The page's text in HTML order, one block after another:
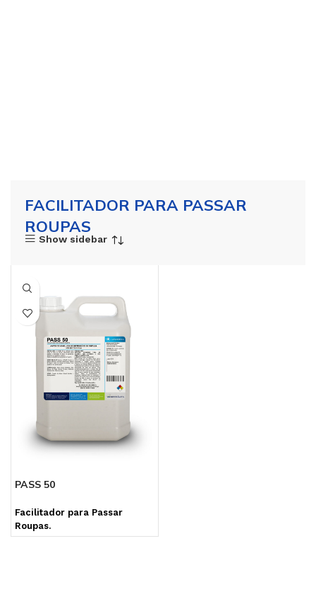
FACILITADOR PARA PASSAR
ROUPAS
Show sidebar
PASS 50
Facilitador para Passar
Roupas.